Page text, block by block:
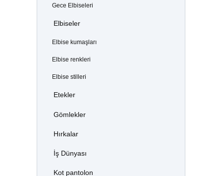
Gece Elbiseleri
Elbiseler
Elbise kumaşları
Elbise renkleri
Elbise stilleri
Etekler
Gömlekler
Hırkalar
İş Dünyası
Kot pantolon